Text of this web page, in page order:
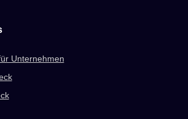
Unternehmen